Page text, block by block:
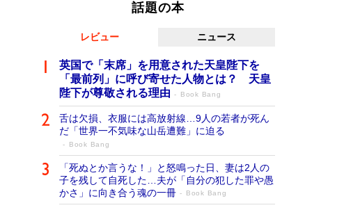
話題の本
レビュー ニュース
英国で「末席」を用意された天皇陛下を
「最前列」に呼び寄せた人物とは？ 天皇
陛下が尊敬される理由
Book Bang
舌は欠損、衣服には高放射線…9人の若者が死ん
だ「世界一不気味な山岳遭難」に迫る
Book Bang
「死ぬとか言うな！」と怒鳴った日、妻は2人の
子を残して自死した…夫が「自分の犯した罪や愚
かさ」に向き合う魂の一冊
Book Bang